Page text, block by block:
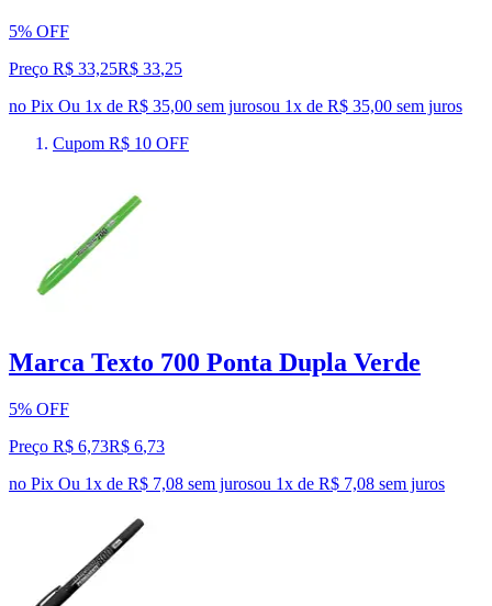
5% OFF
Preço R$ 33,25R$ 33,25
no Pix Ou 1x de R$ 35,00 sem jurosou 1x de R$ 35,00 sem juros
Cupom R$ 10 OFF
Marca Texto 700 Ponta Dupla Verde
5% OFF
Preço R$ 6,73R$ 6,73
no Pix Ou 1x de R$ 7,08 sem jurosou 1x de R$ 7,08 sem juros